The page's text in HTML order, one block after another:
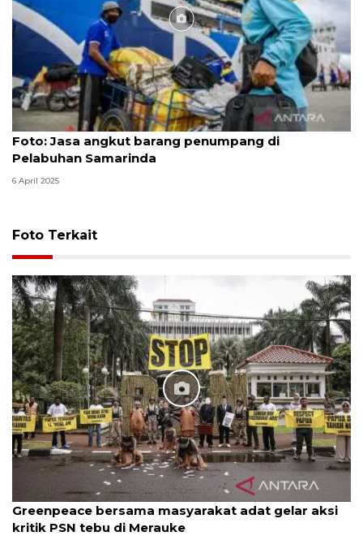
Foto
Foto: Jasa angkut barang penumpang di
Pelabuhan Samarinda
6 April 2025
Foto Terkait
Greenpeace bersama masyarakat adat gelar aksi
kritik PSN tebu di Merauke